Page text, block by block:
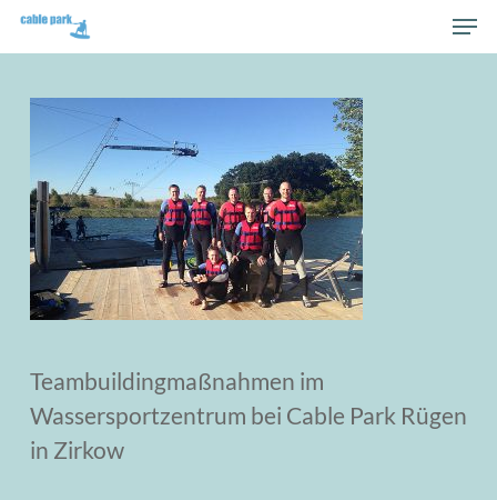
Skip
to
content
Teambuildingmaßnahmen im
Wassersportzentrum bei Cable Park Rügen
in Zirkow